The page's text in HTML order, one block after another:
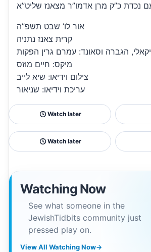
אור לו’ שבט תשפ”ה
קרית צאנז נתניה
הגברה וסאונד: עמרם גרין הפקות
מיקס: חיים מוזס
צילום וידיאו: שיא לייב
עריכת וידיאו: שניאור
Watch later
Watch later
Watching Now
See what someone in the
JewishTidbits community just
pressed play on.
View All Watching Now→